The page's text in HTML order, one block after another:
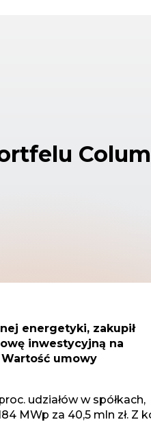
energetyki, zakupił
inwestycyjną na
umowy
udziałów w spółkach,
MWp za 40,5 mln zł. Z